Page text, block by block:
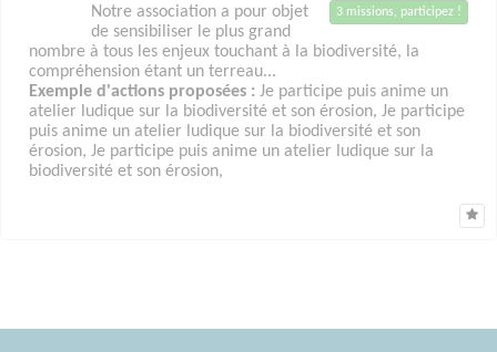
3 missions, participez !
Notre association a pour objet
de sensibiliser le plus grand
nombre à tous les enjeux touchant à la biodiversité, la
compréhension étant un terreau...
Exemple d'actions proposées : Je participe puis anime un
atelier ludique sur la biodiversité et son érosion, Je participe
puis anime un atelier ludique sur la biodiversité et son
érosion, Je participe puis anime un atelier ludique sur la
biodiversité et son érosion,